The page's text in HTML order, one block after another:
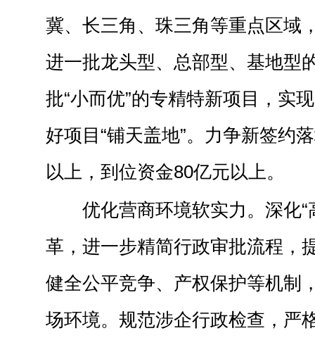
冀、长三角、珠三角等重点区域
进一批龙头型、总部型、基地型
批“小而优”的专精特新项目，实
好项目“铺天盖地”。力争新签约
以上，到位资金80亿元以上。
优化营商环境软实力。深化“
革，进一步精简行政审批流程，
健全公平竞争、产权保护等机制
场环境。规范涉企行政检查，严